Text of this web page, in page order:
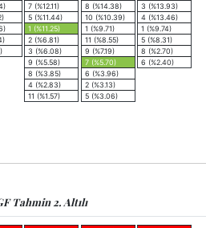
7 (%12.11)
5 (%11.44)
1 (%11.25)
2 (%6.81)
3 (%6.08)
9 (%5.58)
8 (%3.85)
4 (%2.83)
11 (%1.57)
8 (%14.38)
10 (%10.39)
1 (%9.71)
11 (%8.55)
9 (%7.19)
7 (%5.70)
6 (%3.96)
2 (%3.13)
5 (%3.06)
3 (%13.93)
4 (%13.46)
1 (%9.74)
5 (%8.31)
8 (%2.70)
6 (%2.40)
Tahmin 2. Altılı